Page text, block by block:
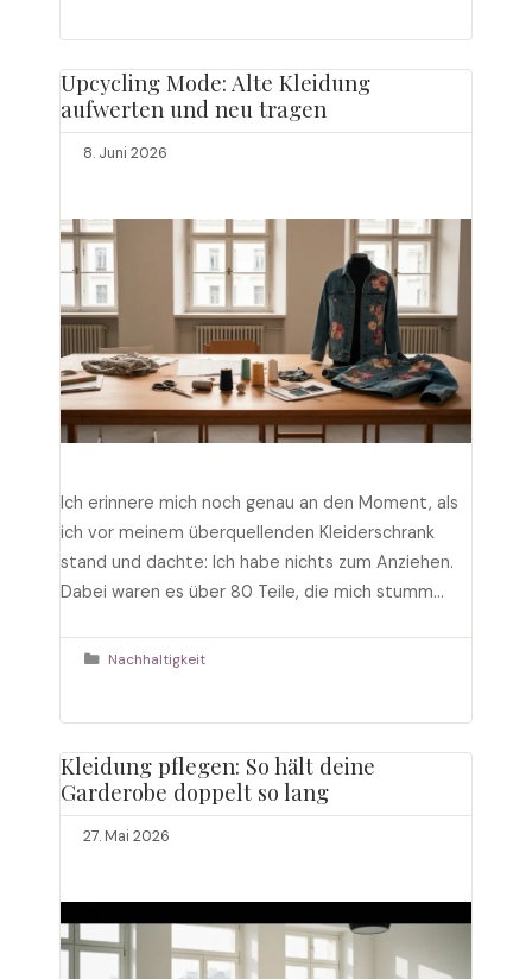
Upcycling Mode: Alte Kleidung
aufwerten und neu tragen
8. Juni 2026
Ich erinnere mich noch genau an den Moment, als
ich vor meinem überquellenden Kleiderschrank
stand und dachte: Ich habe nichts zum Anziehen.
Dabei waren es über 80 Teile, die mich stumm
begann, mich intensiv mit Upcycling Mode zu
Kategorien
Nachhaltigkeit
Kleidung pflegen: So hält deine
Garderobe doppelt so lang
27. Mai 2026